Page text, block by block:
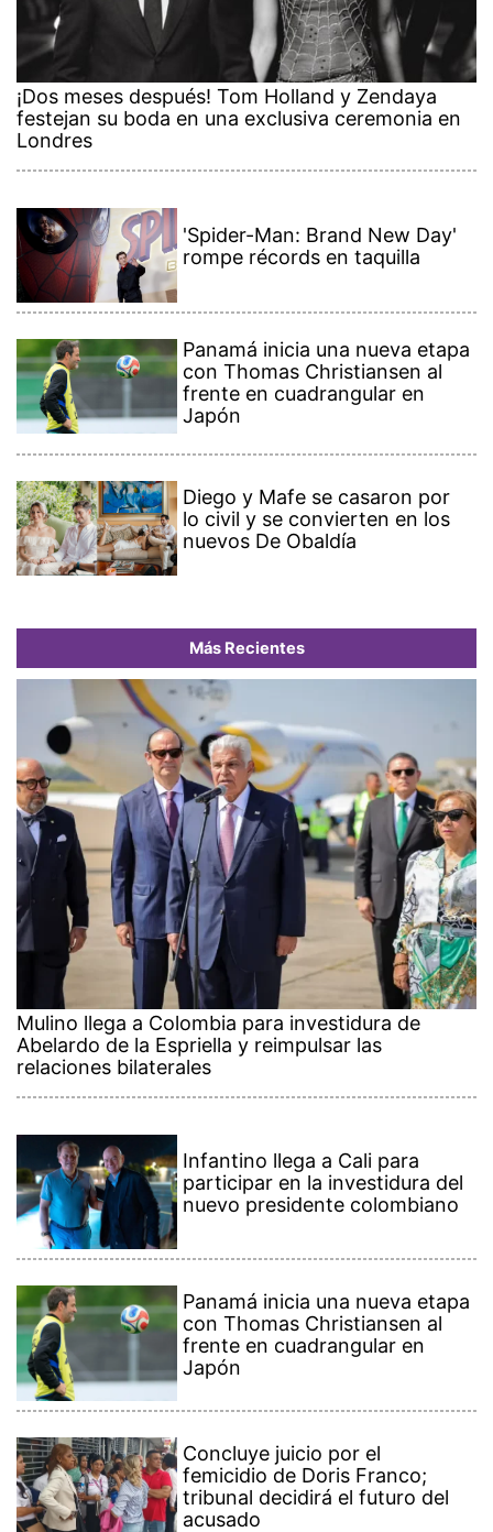
¡Dos meses después! Tom Holland y Zendaya
festejan su boda en una exclusiva ceremonia en
Londres
'Spider-Man: Brand New Day'
rompe récords en taquilla
Panamá inicia una nueva etapa
con Thomas Christiansen al
frente en cuadrangular en
Japón
Diego y Mafe se casaron por
lo civil y se convierten en los
nuevos De Obaldía
Más Recientes
Mulino llega a Colombia para investidura de
Abelardo de la Espriella y reimpulsar las
relaciones bilaterales
Infantino llega a Cali para
participar en la investidura del
nuevo presidente colombiano
Panamá inicia una nueva etapa
con Thomas Christiansen al
frente en cuadrangular en
Japón
Concluye juicio por el
femicidio de Doris Franco;
tribunal decidirá el futuro del
acusado